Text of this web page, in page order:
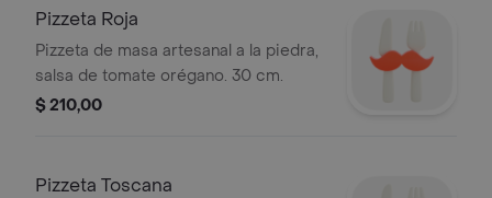
Pizzeta Roja
Pizzeta de masa artesanal a la piedra,
salsa de tomate orégano. 30 cm.
$ 210,00
Pizzeta Toscana